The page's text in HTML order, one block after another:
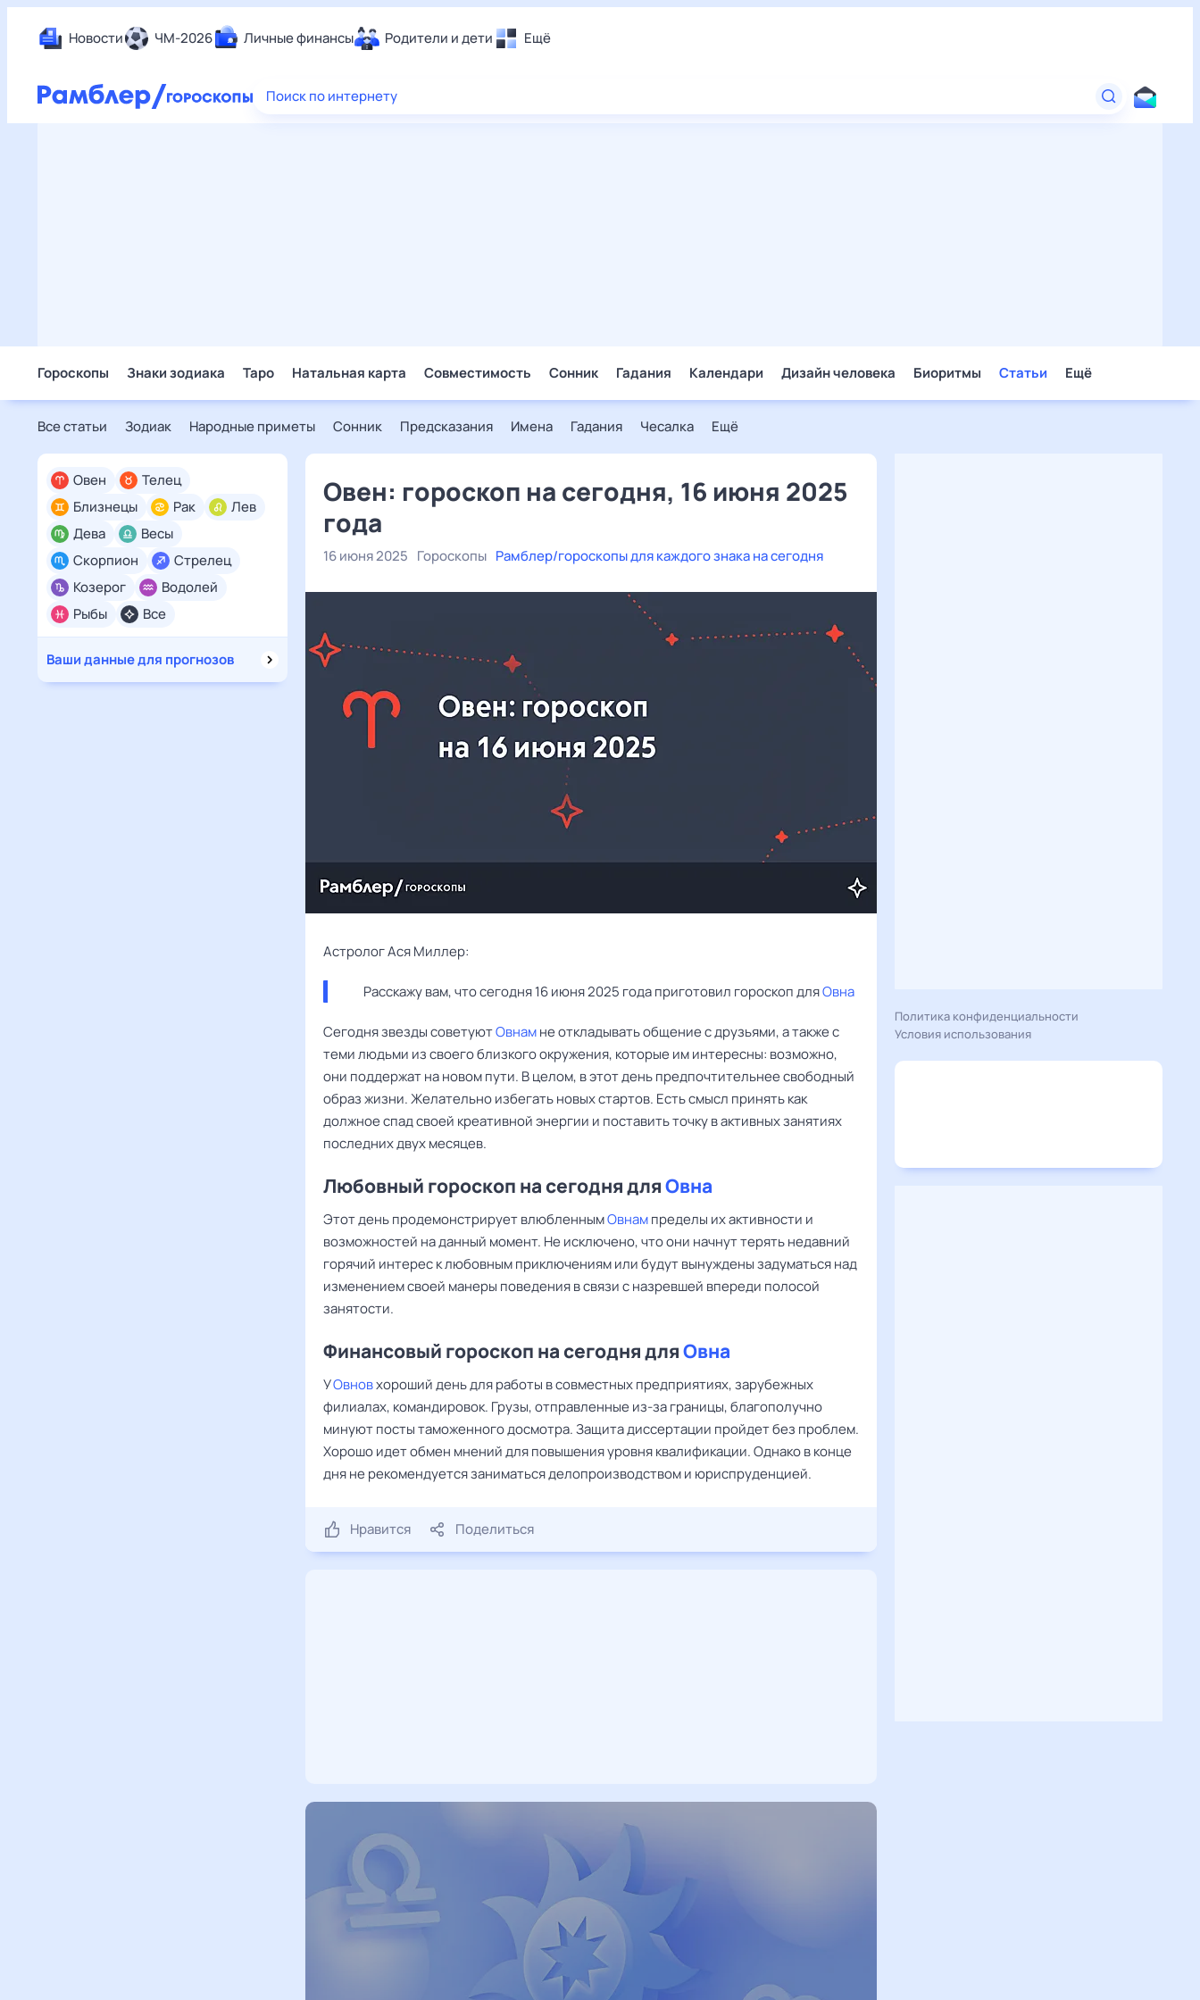
Новости ЧМ-2026 Личные финансы Родители и дети Ещё
Еда
Поиск по интернету
Гороскопы Знаки зодиака Таро Натальная карта Совместимость Сонник Гадания Календари Дизайн человека Биоритмы Статьи Ещё
Все статьи Зодиак Народные приметы Сонник Предсказания Имена Гадания Чесалка Ещё
Все
Овен
Телец
Близнецы
Рак
Лев
Дева
Весы
Скорпион
Стрелец
Козерог
Водолей
Рыбы
Ваши данные для прогнозов
Овен: гороскоп на сегодня, 16 июня 2025
года
16 июня 2025 Гороскопы Рамблер/гороскопы для каждого знака на сегодня
Астролог Ася Миллер:
Расскажу вам, что сегодня 16 июня 2025 года приготовил гороскоп для Овна
Сегодня звезды советуютОвнамне откладывать общение с друзьями, а также с
теми людьми из своего близкого окружения, которые им интересны: возможно,
они поддержат на новом пути. В целом, в этот день предпочтительнее свободный
образ жизни. Желательно избегать новых стартов. Есть смысл принять как
должное спад своей креативной энергии и поставить точку в активных занятиях
последних двух месяцев.
Любовный гороскоп на сегодня дляОвна
Этот день продемонстрирует влюбленнымОвнампределы их активности и
возможностей на данный момент. Не исключено, что они начнут терять недавний
горячий интерес к любовным приключениям или будут вынуждены задуматься над
изменением своей манеры поведения в связи с назревшей впереди полосой
занятости.
Финансовый гороскоп на сегодня дляОвна
УОвновхороший день для работы в совместных предприятиях, зарубежных
филиалах, командировок. Грузы, отправленные из-за границы, благополучно
минуют посты таможенного досмотра. Защита диссертации пройдет без проблем.
Хорошо идет обмен мнений для повышения уровня квалификации. Однако в конце
дня не рекомендуется заниматься делопроизводством и юриспруденцией.
Нравится Поделиться
Политика конфиденциальности
Условия использования